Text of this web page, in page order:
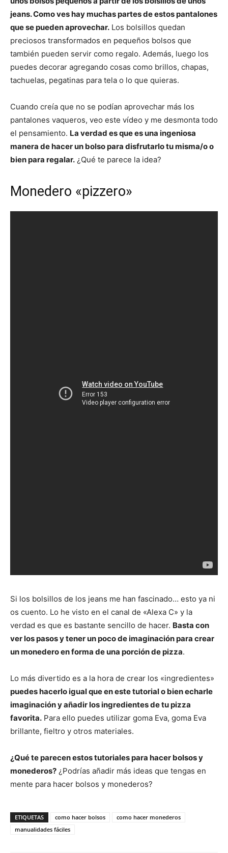
jeans. Como ves hay muchas partes de estos pantalones
que se pueden aprovechar. Los bolsillos quedan
preciosos transformados en pequeños bolsos que
también pueden servir como regalo. Además, luego los
puedes decorar agregando cosas como brillos, chapas,
tachuelas, pegatinas para tela o lo que quieras.
Cuando creía que no se podían aprovechar más los
pantalones vaqueros, veo este vídeo y me desmonta todo
el pensamiento. La verdad es que es una ingeniosa
manera de hacer un bolso para disfrutarlo tu misma/o o
bien para regalar. ¿Qué te parece la idea?
Monedero «pizzero»
Si los bolsillos de los jeans me han fascinado… esto ya ni
os cuento. Lo he visto en el canal de «Alexa C» y la
verdad es que es bastante sencillo de hacer. Basta con
ver los pasos y tener un poco de imaginación para crear
un monedero en forma de una porción de pizza.
Lo más divertido es a la hora de crear los «ingredientes»
puedes hacerlo igual que en este tutorial o bien echarle
imaginación y añadir los ingredientes de tu pizza
favorita. Para ello puedes utilizar goma Eva, goma Eva
brillante, fieltro y otros materiales.
¿Qué te parecen estos tutoriales para hacer bolsos y
monederos? ¿Podrías añadir más ideas que tengas en
mente para hacer bolsos y monederos?
ETIQUETAS como hacer bolsos
como hacer monederos
manualidades fáciles